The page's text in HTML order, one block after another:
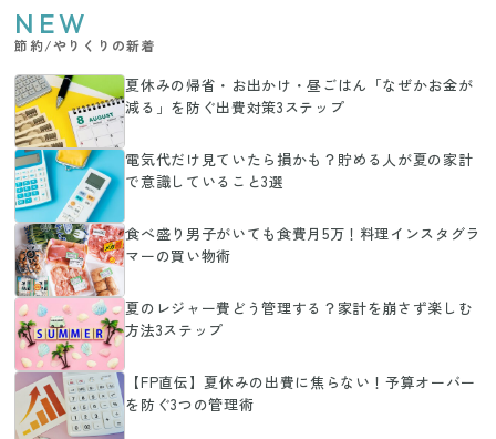
NEW
節約/やりくりの新着
夏休みの帰省・お出かけ・昼ごはん「なぜかお金が
減る」を防ぐ出費対策3ステップ
電気代だけ見ていたら損かも？貯める人が夏の家計
で意識していること3選
食べ盛り男子がいても食費月5万！料理インスタグラ
マーの買い物術
夏のレジャー費どう管理する？家計を崩さず楽しむ
方法3ステップ
【FP直伝】夏休みの出費に焦らない！予算オーバー
を防ぐ3つの管理術